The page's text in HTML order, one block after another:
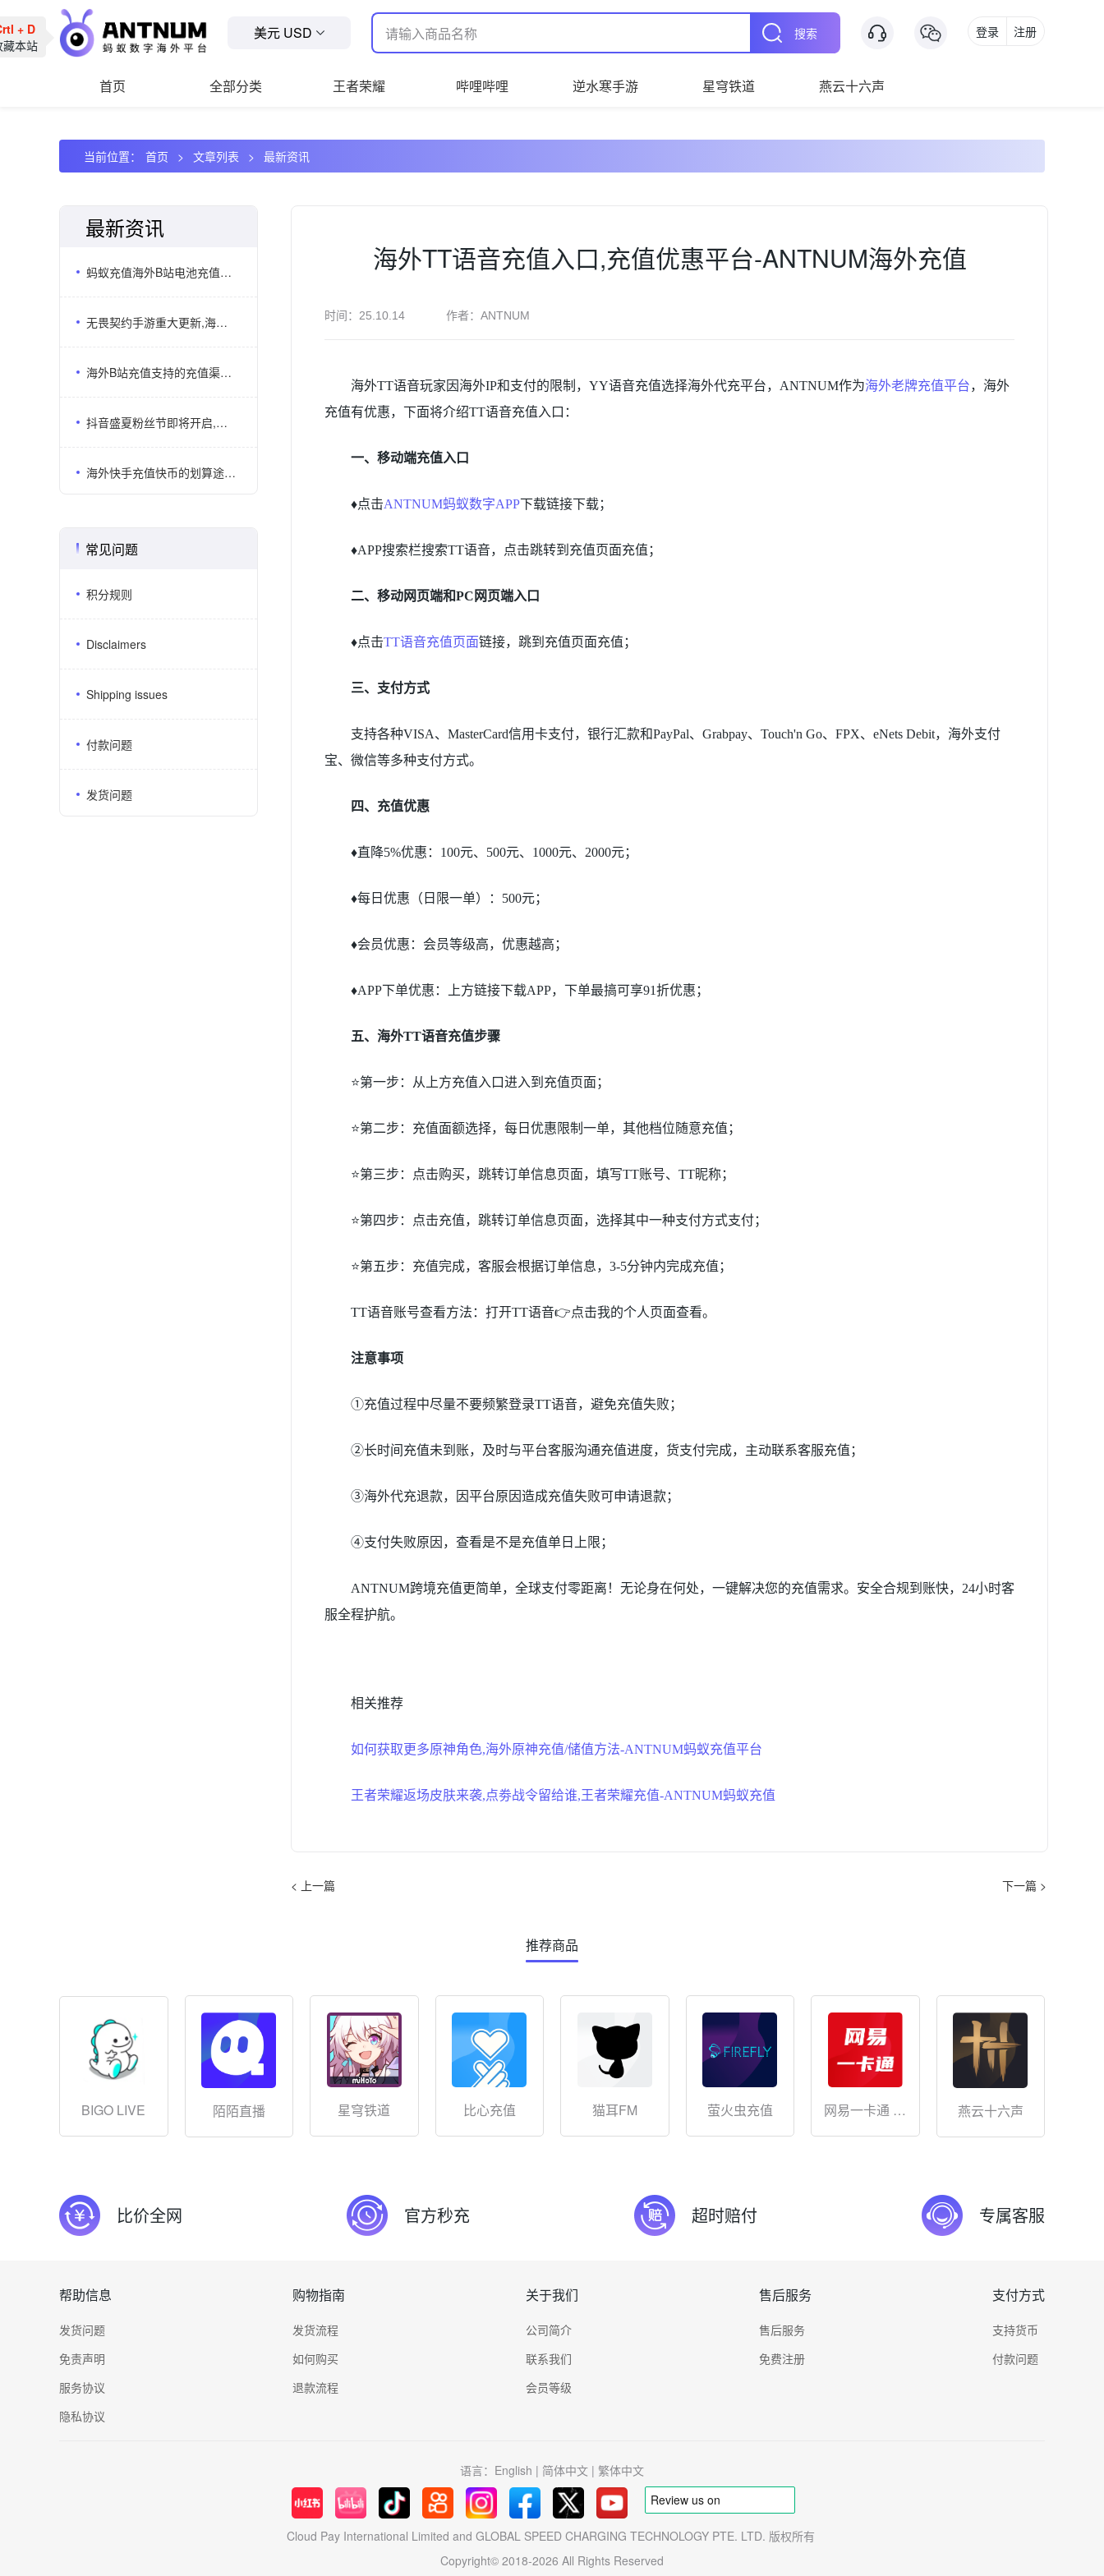
+ D
本站
美元 USD 搜索 登录 注册
首页 全部分类 王者荣耀 哔哩哔哩 逆水寒手游 星穹铁道 燕云十六声
当前位置： 首页 文章列表 最新资讯
最新资讯
蚂蚁充值海外B站电池充值支持UID直充还有多少用户不知道？
无畏契约手游重大更新,海外无畏契约代储选ANTNUM更划算
海外B站充值支持的充值渠道有哪些？哪几个平台比较靠谱？
抖音盛夏粉丝节即将开启,海外抖音充值划算平台推荐
海外快手充值快币的划算途径有哪些？海外充值平台推荐
常见问题
积分规则
Disclaimers
Shipping issues
付款问题
发货问题
海外TT语音充值入口,充值优惠平台-ANTNUM海外充值
时间： 25.10.14 作者： ANTNUM
海外TT语音玩家因海外IP和支付的限制，YY语音充值选择海外代充平台，ANTNUM作为海外老牌充值平台，海外
充值有优惠，下面将介绍TT语音充值入口：
一、移动端充值入口
♦点击ANTNUM蚂蚁数字APP下载链接下载；
♦APP搜索栏搜索TT语音，点击跳转到充值页面充值；
二、移动网页端和PC网页端入口
♦点击TT语音充值页面链接，跳到充值页面充值；
三、支付方式
支持各种VISA、MasterCard信用卡支付，银行汇款和PayPal、Grabpay、Touch'n Go、FPX、eNets Debit，海外支付
宝、微信等多种支付方式。
四、充值优惠
♦直降5%优惠：100元、500元、1000元、2000元；
♦每日优惠（日限一单）：500元；
♦会员优惠：会员等级高，优惠越高；
♦APP下单优惠：上方链接下载APP，下单最搞可享91折优惠；
五、海外TT语音充值步骤
⭐第一步：从上方充值入口进入到充值页面；
⭐第二步：充值面额选择，每日优惠限制一单，其他档位随意充值；
⭐第三步：点击购买，跳转订单信息页面，填写TT账号、TT昵称；
⭐第四步：点击充值，跳转订单信息页面，选择其中一种支付方式支付；
⭐第五步：充值完成，客服会根据订单信息，3-5分钟内完成充值；
TT语音账号查看方法：打开TT语音👉点击我的个人页面查看。
注意事项
①充值过程中尽量不要频繁登录TT语音，避免充值失败；
②长时间充值未到账，及时与平台客服沟通充值进度，货支付完成，主动联系客服充值；
③海外代充退款，因平台原因造成充值失败可申请退款；
④支付失败原因，查看是不是充值单日上限；
ANTNUM跨境充值更简单，全球支付零距离！无论身在何处，一键解决您的充值需求。安全合规到账快，24小时客
服全程护航。
相关推荐
如何获取更多原神角色,海外原神充值/储值方法-ANTNUM蚂蚁充值平台
王者荣耀返场皮肤来袭,点劵战令留给谁,王者荣耀充值-ANTNUM蚂蚁充值
< 上一篇 下一篇 >
推荐商品
BIGO LIVE 陌陌直播 星穹铁道 比心充值 猫耳FM 萤火虫充值
网易一卡通 储
燕云十六声
比价全网 官方秒充 超时赔付 专属客服
帮助信息
发货问题
免责声明
服务协议
隐私协议
购物指南
发货流程
如何购买
退款流程
关于我们
公司简介
联系我们
会员等级
售后服务
售后服务
免费注册
支付方式
支持货币
付款问题
语言： English | 简体中文 | 繁体中文
Cloud Pay International Limited and GLOBAL SPEED CHARGING TECHNOLOGY PTE. LTD. 版权所有
Copyright© 2018-2026 All Rights Reserved